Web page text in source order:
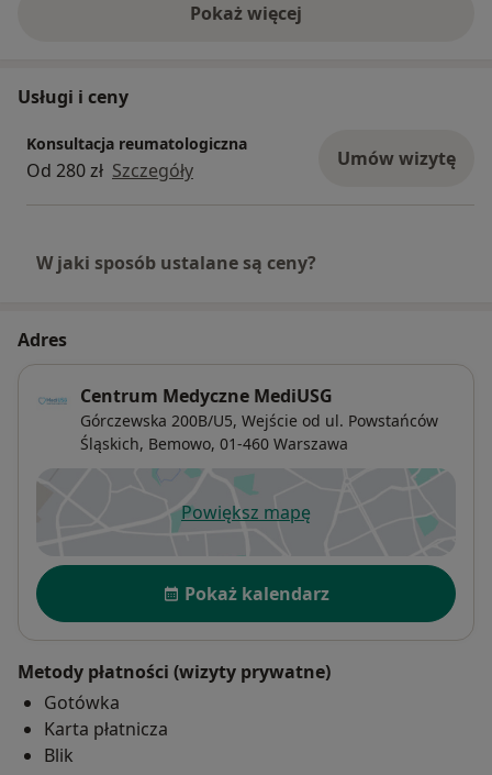
Pokaż więcejo doświadczeniu
Usługi i ceny
Konsultacja reumatologiczna
Od 280 zł Szczegóły Umów wizytę
W jaki sposób ustalane są ceny?
Adres
Centrum Medyczne MediUSG
Górczewska 200B/U5, Wejście od ul. Powstańców
Śląskich, Bemowo, 01-460 Warszawa
Powiększ mapęotwiera się w nowej karcie
Dostępność
Pokaż kalendarz
Metody płatności (wizyty prywatne)
Gotówka
Karta płatnicza
Blik